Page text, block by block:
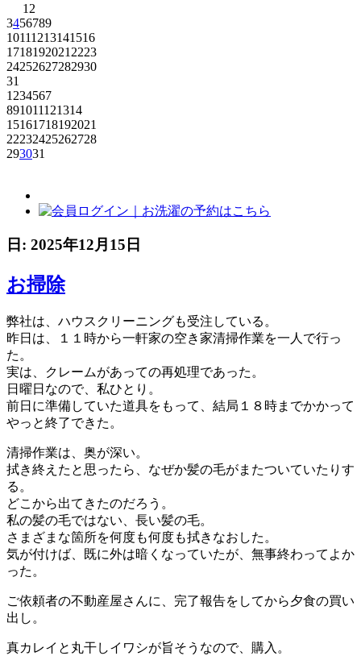
1 2
3456789
10111213141516
1718192021 2223
24252627282930
31
1 234567
891011121314
15161718192021
22232425262728
293031
日: 2025年12月15日
お掃除
弊社は、ハウスクリーニングも受注している。
昨日は、１１時から一軒家の空き家清掃作業を一人で行っ
た。
実は、クレームがあっての再処理であった。
日曜日なので、私ひとり。
前日に準備していた道具をもって、結局１８時までかかって
やっと終了できた。
清掃作業は、奥が深い。
拭き終えたと思ったら、なぜか髪の毛がまたついていたりす
る。
どこから出てきたのだろう。
私の髪の毛ではない、長い髪の毛。
さまざまな箇所を何度も何度も拭きなおした。
気が付けば、既に外は暗くなっていたが、無事終わってよか
った。
ご依頼者の不動産屋さんに、完了報告をしてから夕食の買い
出し。
真カレイと丸干しイワシが旨そうなので、購入。